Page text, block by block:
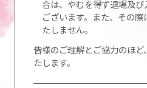
合は、やむを得ず退場及
ございます。また、その
たしません。
皆様のご理解とご協力のほ
たします。